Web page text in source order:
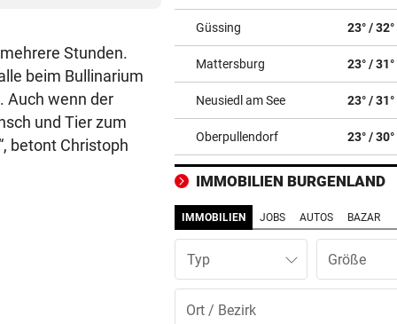
Stunden.
beim Bullinarium
Auch wenn der
und Tier zum
betont Christoph
BIS ZU 10.000 EURO vor
Diese Fehler kosten im
Vermögen
vor
Austria und SKN hoffen auf
ins CL-Playoff
PERSONALMANGEL
Vorarlbergs Polizei braucht
Hilfe von außen
Gericht für Staunen
Güssing 23° / 32°
Mattersburg 23° / 31°
Neusiedl am See 23° / 31°
Oberpullendorf 23° / 30°
IMMOBILIEN BURGENLAND
IMMOBILIEN JOBS AUTOS BAZAR
Typ